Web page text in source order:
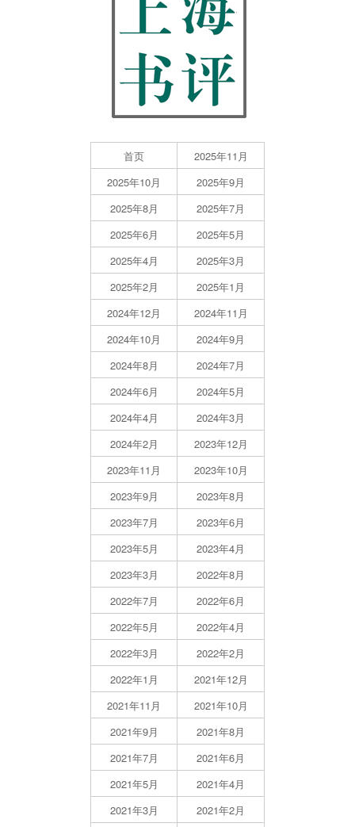
首页
2025年11月
2025年10月
2025年9月
2025年8月
2025年7月
2025年6月
2025年5月
2025年4月
2025年3月
2025年2月
2025年1月
2024年12月
2024年11月
2024年10月
2024年9月
2024年8月
2024年7月
2024年6月
2024年5月
2024年4月
2024年3月
2024年2月
2023年12月
2023年11月
2023年10月
2023年9月
2023年8月
2023年7月
2023年6月
2023年5月
2023年4月
2023年3月
2022年8月
2022年7月
2022年6月
2022年5月
2022年4月
2022年3月
2022年2月
2022年1月
2021年12月
2021年11月
2021年10月
2021年9月
2021年8月
2021年7月
2021年6月
2021年5月
2021年4月
2021年3月
2021年2月